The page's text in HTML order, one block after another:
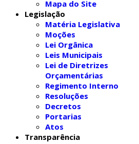
Mapa do Site
Legislação
Matéria Legislativa
Moções
Lei Orgânica
Leis Municipais
Lei de Diretrizes
Orçamentárias
Regimento Interno
Resoluções
Decretos
Portarias
Atos
Transparência